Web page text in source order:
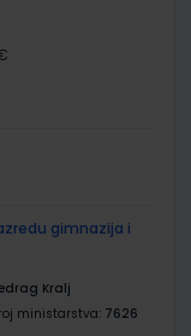
gimnazija i
Kralj
ministarstva: 7626